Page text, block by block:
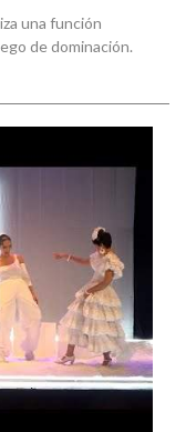
una función
de dominación.